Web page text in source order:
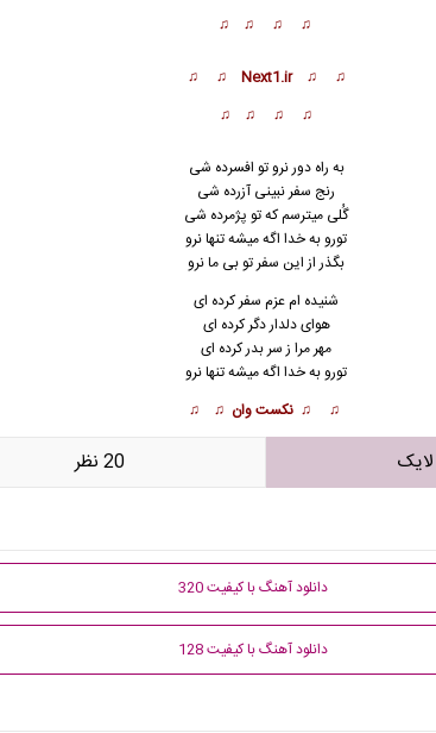
♫ ♫ ♫ ♫
♫ ♫ Next1.ir ♫ ♫
♫ ♫ ♫ ♫
به راه دور نرو تو افسرده شی
رنج سفر نبینی آزرده شی
گُلی میترسم که تو پژمرده شی
تورو به خدا اگه میشه تنها نرو
بگذر از این سفر تو بی مانرو
شنیده ام عزم سفر کرده ای
هوای دلدار دگر کرده ای
مهر مرا ز سر بدر کرده ای
تورو به خدا اگه میشه تنها نرو
♫ ♫ نکست وان ♫ ♫
20 نظر
دانلود آهنگ با کیفیت 320
دانلود آهنگ با کیفیت 128